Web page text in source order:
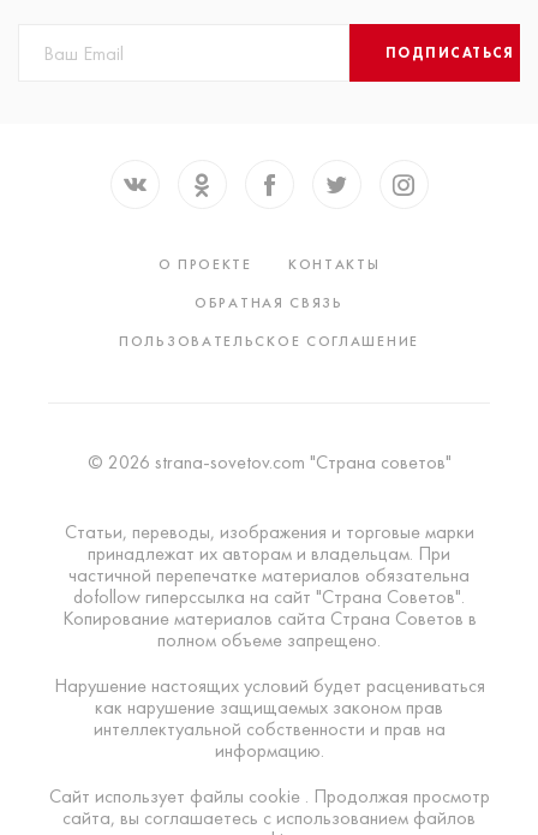
ПОДПИСАТЬСЯ
О ПРОЕКТЕ
КОНТАКТЫ
ОБРАТНАЯ СВЯЗЬ
ПОЛЬЗОВАТЕЛЬСКОЕ СОГЛАШЕНИЕ
© 2026 strana-sovetov.com "Страна советов"
Статьи, переводы, изображения и торговые марки
принадлежат их авторам и владельцам. При
частичной перепечатке материалов обязательна
dofollow гиперссылка на сайт "Страна Советов".
Копирование материалов сайта Страна Советов в
полном объеме запрещено.
Нарушение настоящих условий будет расцениваться
как нарушение защищаемых законом прав
интеллектуальной собственности и прав на
информацию.
Сайт использует файлы cookie . Продолжая просмотр
сайта, вы соглашаетесь с использованием файлов